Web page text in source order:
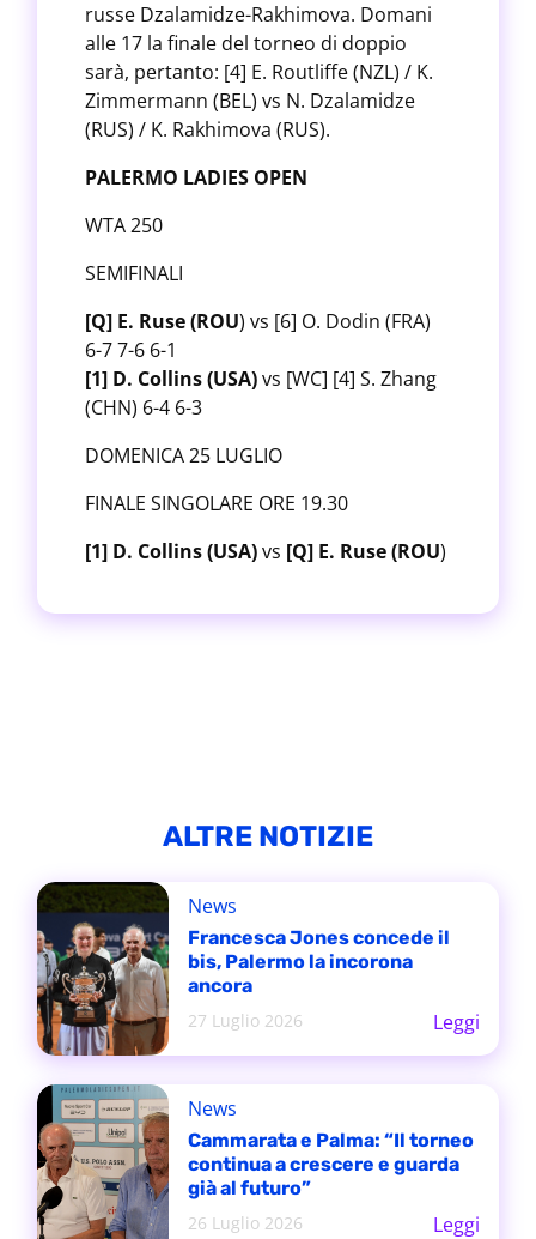
russe Dzalamidze-Rakhimova. Domani
alle 17 la finale del torneo di doppio
sarà, pertanto: [4] E. Routliffe (NZL) / K.
Zimmermann (BEL) vs N. Dzalamidze
(RUS) / K. Rakhimova (RUS).
PALERMO LADIES OPEN
WTA 250
SEMIFINALI
[Q] E. Ruse (ROU) vs [6] O. Dodin (FRA)
6-7 7-6 6-1
[1] D. Collins (USA)vs [WC] [4] S. Zhang
(CHN) 6-4 6-3
DOMENICA 25 LUGLIO
FINALE SINGOLARE ORE 19.30
[1] D. Collins (USA)vs [Q] E. Ruse (ROU)
ALTRE NOTIZIE
News
Francesca Jones concede il
bis, Palermo la incorona
ancora
27 Luglio 2026
Leggi
News
Cammarata e Palma: “Il torneo
continua a crescere e guarda
già al futuro”
26 Luglio 2026
Leggi